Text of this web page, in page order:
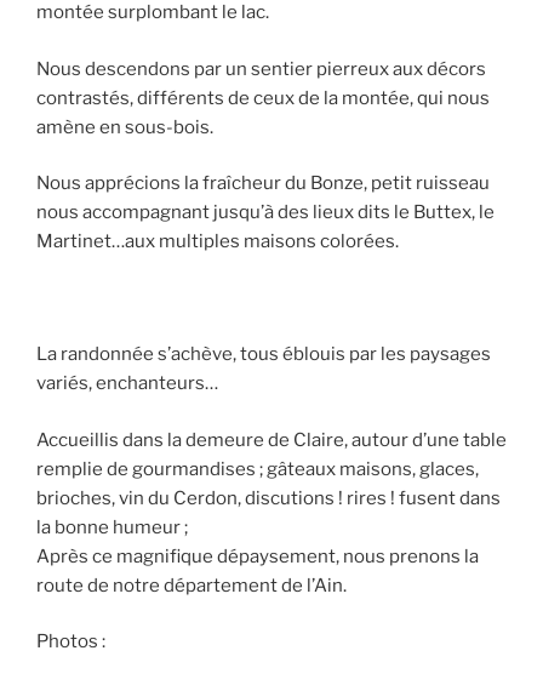
montée surplombant le lac.
Nous descendons par un sentier pierreux aux décors
contrastés, différents de ceux de la montée, qui nous
amène en sous-bois.
Nous apprécions la fraîcheur du Bonze, petit ruisseau
nous accompagnant jusqu’à des lieux dits le Buttex, le
Martinet…aux multiples maisons colorées.
La randonnée s’achève, tous éblouis par les paysages
variés, enchanteurs…
Accueillis dans la demeure de Claire, autour d’une table
remplie de gourmandises ; gâteaux maisons, glaces,
brioches, vin du Cerdon, discutions ! rires ! fusent dans
la bonne humeur ;
Après ce magnifique dépaysement, nous prenons la
route de notre département de l’Ain.
Photos :